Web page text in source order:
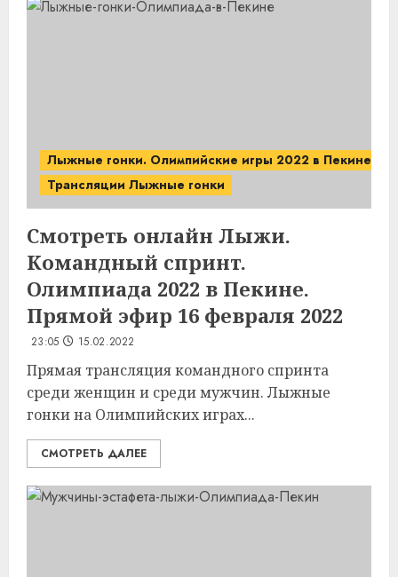
Лыжные гонки. Олимпийские игры 2022 в Пекине.
Трансляции Лыжные гонки
Смотреть онлайн Лыжи.
Командный спринт.
Олимпиада 2022 в Пекине.
Прямой эфир 16 февраля 2022
23:05 15.02.2022
Прямая трансляция командного спринта
среди женщин и среди мужчин. Лыжные
гонки на Олимпийских играх...
СМОТРЕТЬ ДАЛЕЕ